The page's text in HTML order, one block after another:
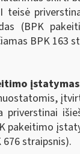
teisė
(BPK
BPK 163
priverstinai
pakeitimo
676 straipsnis).